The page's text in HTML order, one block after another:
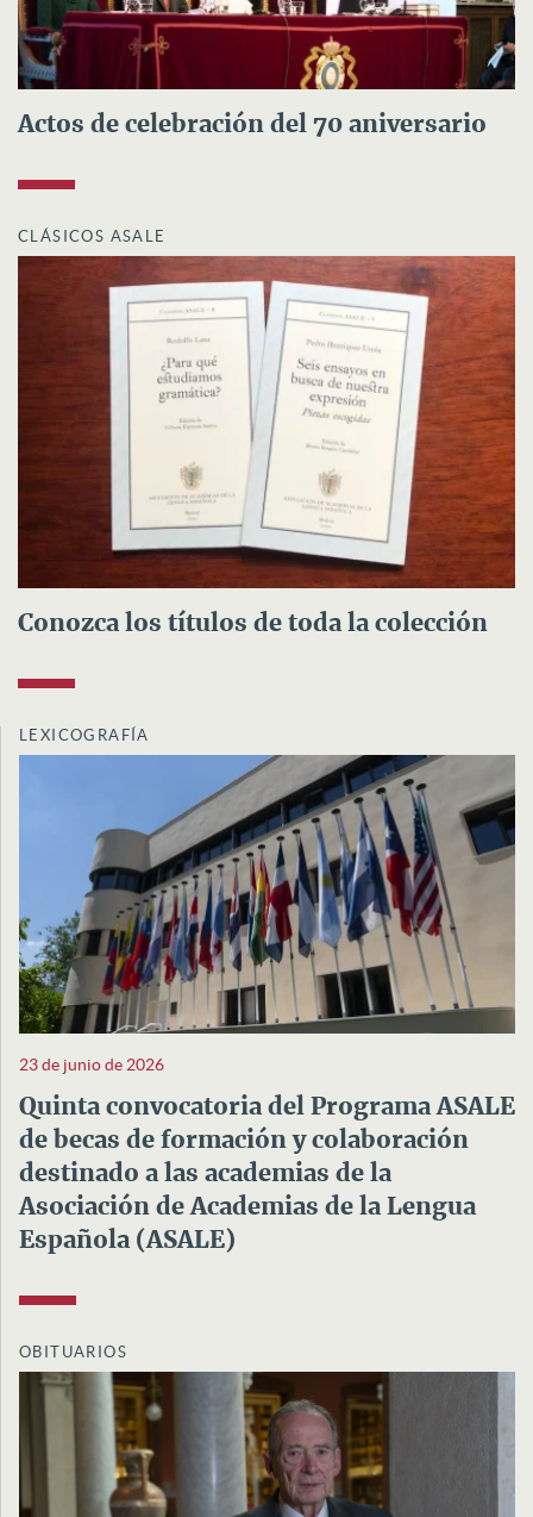
Actos de celebración del 70 aniversario
CLÁSICOS ASALE
Conozca los títulos de toda la colección
LEXICOGRAFÍA
23 de junio de 2026
Quinta convocatoria del Programa ASALE
de becas de formación y colaboración
destinado a las academias de la
Asociación de Academias de la Lengua
Española (ASALE)
OBITUARIOS